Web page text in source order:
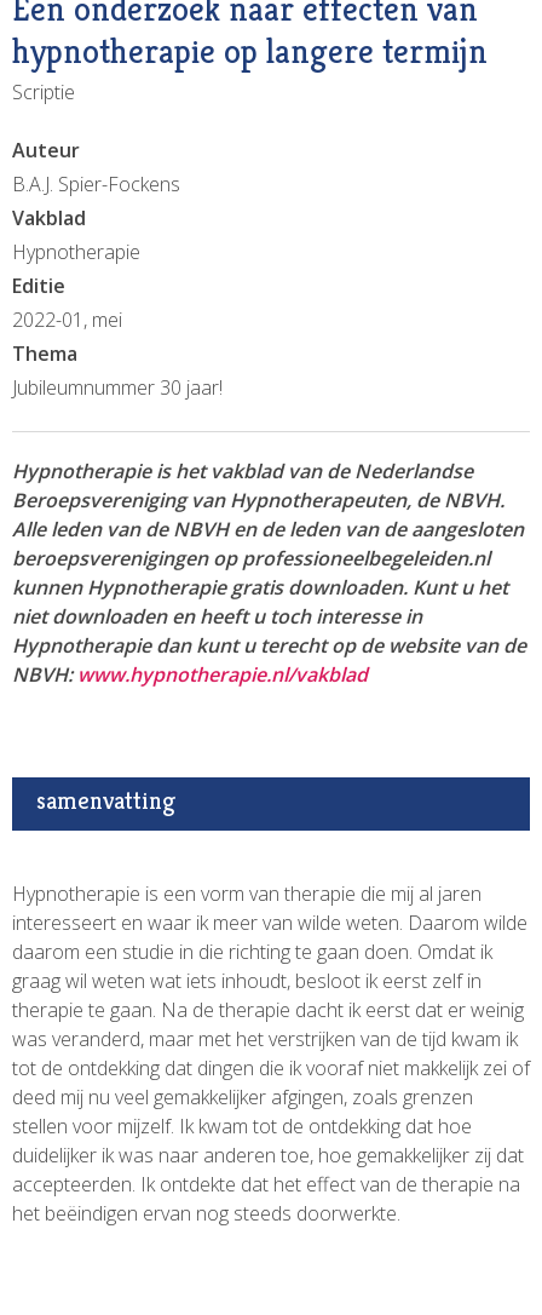
Een onderzoek naar effecten van
hypnotherapie op langere termijn
Scriptie
Auteur
B.A.J. Spier-Fockens
Vakblad
Hypnotherapie
Editie
2022-01, mei
Thema
Jubileumnummer 30 jaar!
Hypnotherapie is het vakblad van de Nederlandse
Beroepsvereniging van Hypnotherapeuten, de NBVH.
Alle leden van de NBVH en de leden van de aangesloten
beroepsverenigingen op professioneelbegeleiden.nl
kunnen Hypnotherapie gratis downloaden. Kunt u het
niet downloaden en heeft u toch interesse in
Hypnotherapie dan kunt u terecht op de website van de
NBVH:www.hypnotherapie.nl/vakblad
samenvatting
Hypnotherapie is een vorm van therapie die mij al jaren
interesseert en waar ik meer van wilde weten. Daarom wilde
daarom een studie in die richting te gaan doen. Omdat ik
graag wil weten wat iets inhoudt, besloot ik eerst zelf in
therapie te gaan. Na de therapie dacht ik eerst dat er weinig
was veranderd, maar met het verstrijken van de tijd kwam ik
tot de ontdekking dat dingen die ik vooraf niet makkelijk zei of
deed mij nu veel gemakkelijker afgingen, zoals grenzen
stellen voor mijzelf. Ik kwam tot de ontdekking dat hoe
duidelijker ik was naar anderen toe, hoe gemakkelijker zij dat
accepteerden. Ik ontdekte dat het effect van de therapie na
het beëindigen ervan nog steeds doorwerkte.